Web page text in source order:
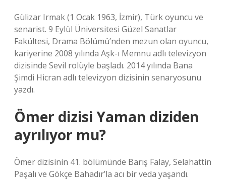
Gülizar Irmak (1 Ocak 1963, İzmir), Türk oyuncu ve
senarist. 9 Eylül Üniversitesi Güzel Sanatlar
Fakültesi, Drama Bölümü’nden mezun olan oyuncu,
kariyerine 2008 yılında Aşk-ı Memnu adlı televizyon
dizisinde Sevil rolüyle başladı. 2014 yılında Bana
Şimdi Hicran adlı televizyon dizisinin senaryosunu
yazdı.
Ömer dizisi Yaman diziden
ayrılıyor mu?
Ömer dizisinin 41. bölümünde Barış Falay, Selahattin
Paşalı ve Gökçe Bahadır’la acı bir veda yaşandı.